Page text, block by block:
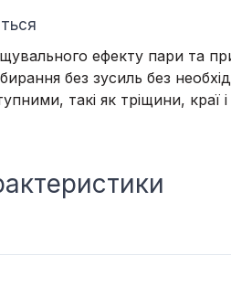
ефекту пари та
без зусиль без
такі як тріщини, краї